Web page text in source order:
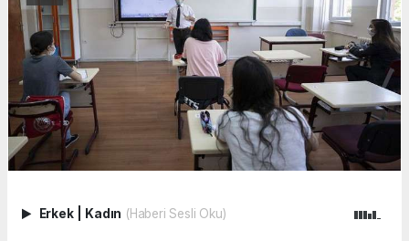
Erkek Kadın (Haberi Sesli Oku)